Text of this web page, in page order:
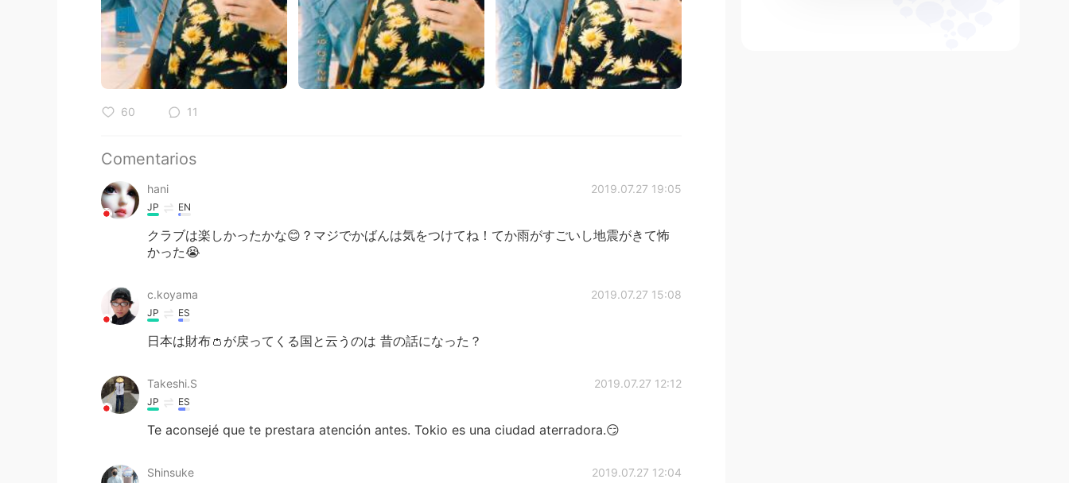
60 11
Comentarios
hani 2019.07.27 19:05
JP EN
クラブは楽しかったかな😊？マジでかばんは気をつけてね！てか雨がすごいし地震がきて怖
かった😭
c.koyama 2019.07.27 15:08
JP ES
日本は財布👛が戻ってくる国と云うのは 昔の話になった？
Takeshi.S 2019.07.27 12:12
JP ES
Te aconsejé que te prestara atención antes. Tokio es una ciudad aterradora.😏
Shinsuke 2019.07.27 12:04